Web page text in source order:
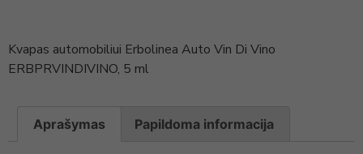
Kvapas automobiliui Erbolinea Auto Vin Di Vino
ERBPRVINDIVINO, 5 ml
Aprašymas Papildoma informacija